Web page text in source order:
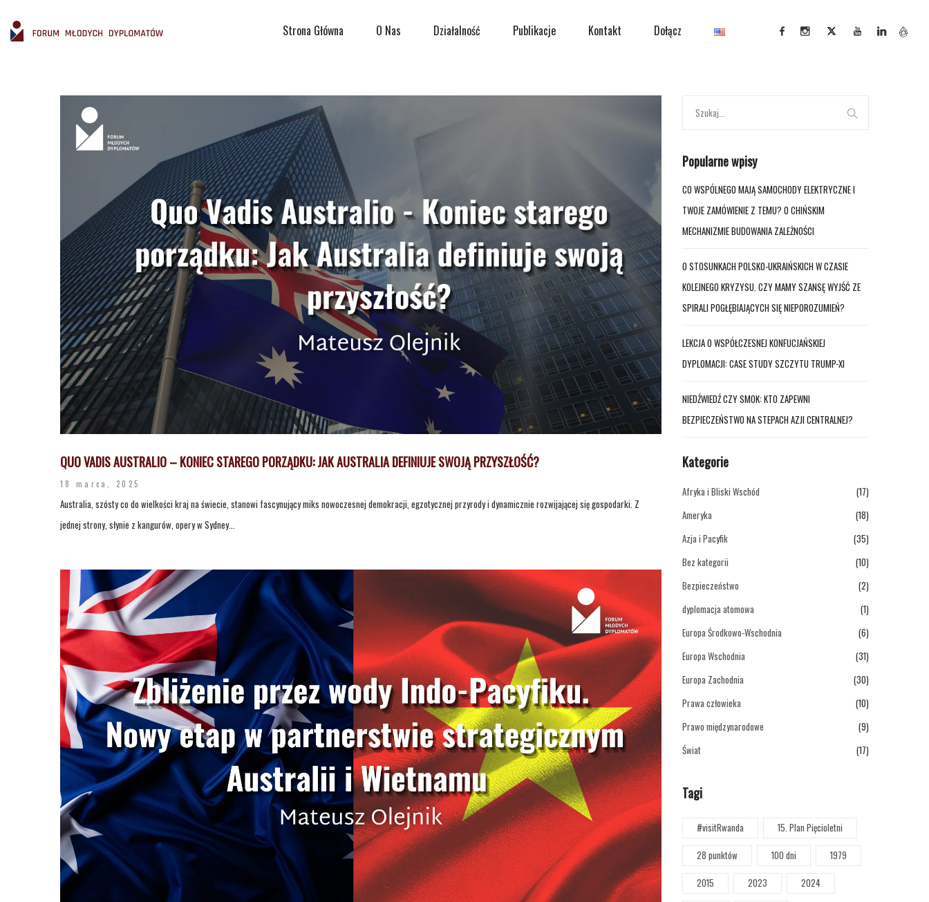
Strona Główna O Nas Działalność Publikacje Kontakt Dołącz
QUO VADIS AUSTRALIO – KONIEC STAREGO PORZĄDKU: JAK AUSTRALIA DEFINIUJE SWOJĄ PRZYSZŁOŚĆ?
18 marca, 2025
Australia, szósty co do wielkości kraj na świecie, stanowi fascynujący miks nowoczesnej demokracji, egzotycznej przyrody i dynamicznie rozwijającej się gospodarki. Z
jednej strony, słynie z kangurów, opery w Sydney...
Popularne wpisy
CO WSPÓLNEGO MAJĄ SAMOCHODY ELEKTRYCZNE I
TWOJE ZAMÓWIENIE Z TEMU? O CHIŃSKIM
MECHANIZMIE BUDOWANIA ZALEŻNOŚCI
O STOSUNKACH POLSKO-UKRAIŃSKICH W CZASIE
KOLEJNEGO KRYZYSU. CZY MAMY SZANSĘ WYJŚĆ ZE
SPIRALI POGŁĘBIAJĄCYCH SIĘ NIEPOROZUMIEŃ?
LEKCJA O WSPÓŁCZESNEJ KONFUCJAŃSKIEJ
DYPLOMACJI: CASE STUDY SZCZYTU TRUMP-XI
NIEDŹWIEDŹ CZY SMOK: KTO ZAPEWNI
BEZPIECZEŃSTWO NA STEPACH AZJI CENTRALNEJ?
Kategorie
Afryka i Bliski Wschód
(17)
Ameryka
(18)
Azja i Pacyfik
(35)
Bez kategorii
(10)
Bezpieczeństwo
(2)
dyplomacja atomowa
(1)
Europa Środkowo-Wschodnia
(6)
Europa Wschodnia
(31)
Europa Zachodnia
(30)
Prawa człowieka
(10)
Prawo międzynarodowe
(9)
Świat
(17)
Tagi
#visitRwanda
15. Plan Pięcioletni
28 punktów
100 dni
1979
2015
2023
2024